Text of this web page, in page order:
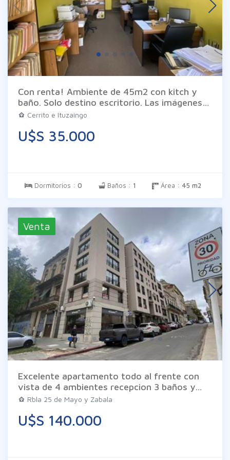
Área del solar (terreno): 288 m2. Consulte
por más detalles y coordine su visita.
Con renta! Ambiente de 45m2 con kitch y
baño. Solo destino escritorio. Las imágenes
son meramente ilustrativas pueden diferir de
el propietario en consecuencia exime a Inm.
Braglia de todo tipo de responsabilidad.
Cerrito e Ituzaingo
U$S 35.000
Dormitorios :0 Baños : 1 Área : 45 m2
Venta
Excelente apartamento todo al frente con
vista de 4 ambientes recepcion 3 baños y
cocina. El edificio cuenta con vigilancia. Las
pueden diferir de la realidad. Los datos son
proporcionados por el propietario en
Rbla 25 de Mayo y Zabala
U$S 140.000